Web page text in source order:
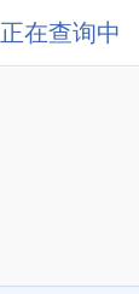
正在查询中